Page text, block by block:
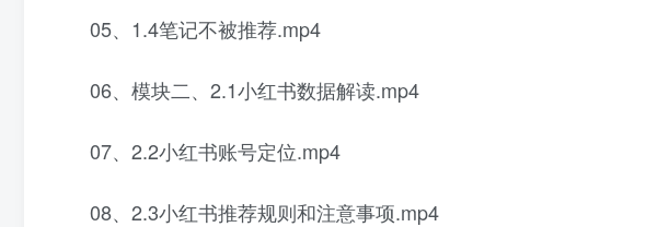
05、1.4笔记不被推荐.mp4
06、模块二、2.1小红书数据解读.mp4
07、2.2小红书账号定位.mp4
08、2.3小红书推荐规则和注意事项.mp4